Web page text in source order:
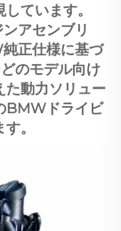
ています。
アセンブリ
正仕様に基づ
のモデル向け
た動力ソリュー
BMWドライビ
。